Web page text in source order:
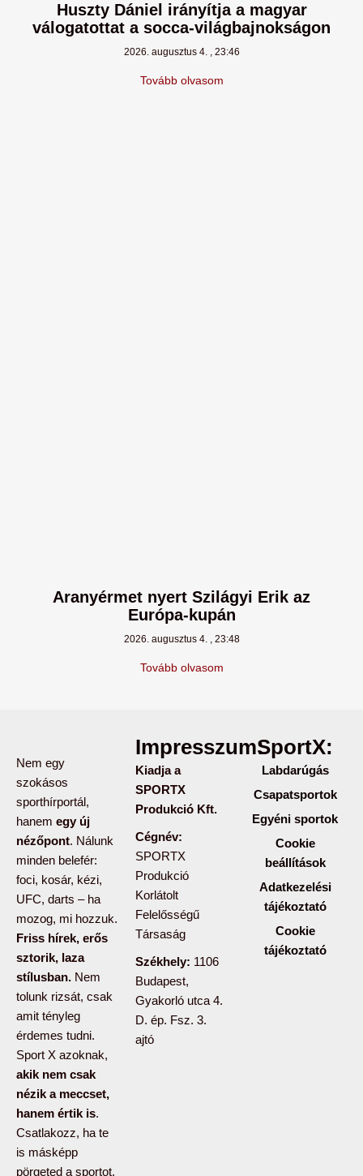
Huszty Dániel irányítja a magyar
válogatottat a socca-világbajnokságon
2026. augusztus 4. 23:46
Tovább olvasom
Aranyérmet nyert Szilágyi Erik az
Európa-kupán
2026. augusztus 4. 23:48
Tovább olvasom
Nem egy
szokásos
sporthírportál,
hanem egy új
nézőpont. Nálunk
minden belefér:
foci, kosár, kézi,
UFC, darts – ha
mozog, mi hozzuk.
Friss hírek, erős
sztorik, laza
stílusban. Nem
tolunk rizsát, csak
amit tényleg
érdemes tudni.
Sport X azoknak,
akik nem csak
nézik a meccset,
hanem értik is.
Csatlakozz, ha te
is másképp
pörgeted a sportot.
Impresszum:
Kiadja a
SPORTX
Produkció Kft.
Cégnév:
SPORTX
Produkció
Korlátolt
Felelősségű
Társaság
Székhely: 1106
Budapest,
Gyakorló utca 4.
D. ép. Fsz. 3.
ajtó
SportX:
Labdarúgás
Csapatsportok
Egyéni sportok
Cookie
beállítások
Adatkezelési
tájékoztató
Cookie
tájékoztató